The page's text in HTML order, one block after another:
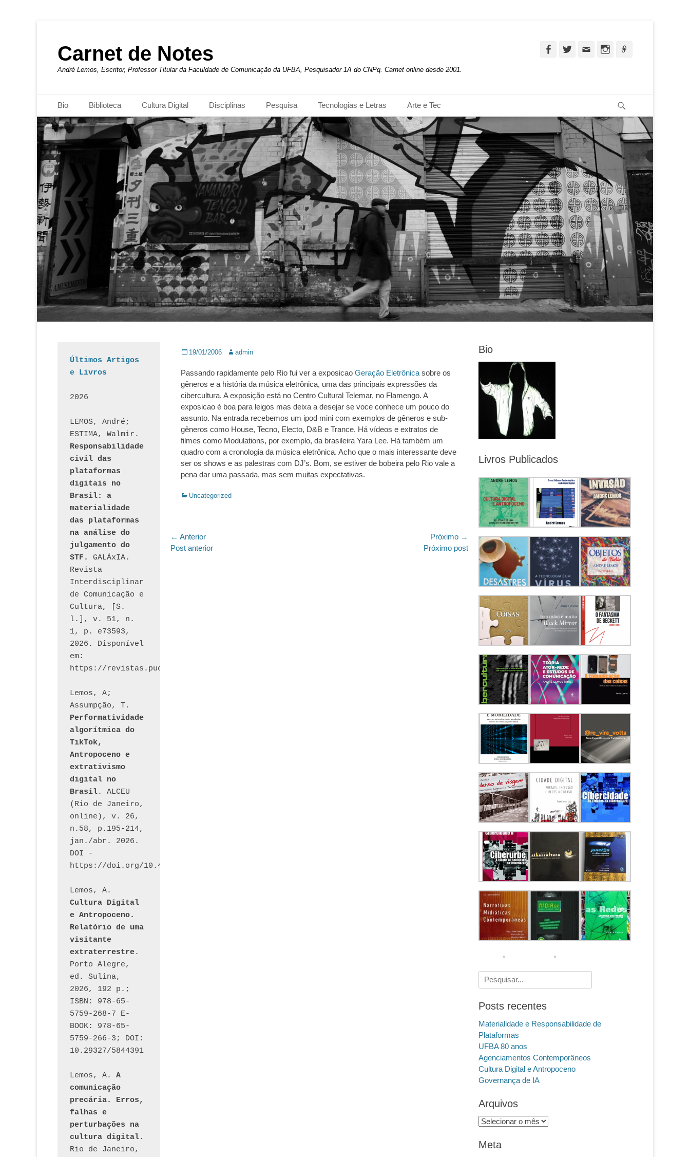
Carnet de Notes
André Lemos, Escritor, Professor Titular da Faculdade de Comunicação da UFBA, Pesquisador 1A do CNPq. Carnet online desde 2001.
FacebookTwitterEmail Instagram
Menu principal
para
o
conteúdo
Bio Biblioteca Cultura Digital Disciplinas Pesquisa Tecnologias e Letras Arte e Tec
Posted
19/01/2006 Autor:
admin
Passando rapidamente pelo Rio fui ver a exposicao Geração Eletrônica sobre os
gêneros e a história da música eletrônica, uma das principais expressões da
cibercultura. A exposição está no Centro Cultural Telemar, no Flamengo. A
exposicao é boa para leigos mas deixa a desejar se voce conhece um pouco do
assunto. Na entrada recebemos um ipod mini com exemplos de gêneros e sub-
gêneros como House, Tecno, Electo, D&B e Trance. Há vídeos e extratos de
filmes como Modulations, por exemplo, da brasileira Yara Lee. Há também um
quadro com a cronologia da música eletrônica. Acho que o mais interessante deve
ser os shows e as palestras com DJ’s. Bom, se estiver de bobeira pelo Rio vale a
pena dar uma passada, mas sem muitas expectativas.
Categorias:
Uncategorized
Navegação
de
← Anterior
Post
Post anterior
Próximo →
Próximo post
Bio
Livros Publicados
Pesquisar
por:
Posts recentes
Materialidade e Responsabilidade de
Plataformas
UFBA 80 anos
Agenciamentos Contemporâneos
Cultura Digital e Antropoceno
Governança de IA
Arquivos
Arquivos
Meta
Últimos Artigos
e Livros
2026
LEMOS, André;
Responsabilidade
civil das
plataformas
digitais no
Brasil: a
materialidade
das plataformas
na análise do
julgamento do
STF.
GALÁxIA.
Revista
Interdisciplinar
de Comunicação e
Cultura, [S.
l.], v. 51, n.
1, p. e73593,
2026. Disponível
em:
Lemos, A;
Performatividade
algorítmica do
TikTok,
Antropoceno e
extrativismo
digital no
Brasil. ALCEU
(Rio de Janeiro,
online), v. 26,
n.58, p.195-214,
jan./abr. 2026.
DOI -
https://doi.org/10.46391/ALCEU.v26.ed58.2026.528
Cultura Digital
e Antropoceno.
Relatório de uma
visitante
extraterrestre.
Porto Alegre,
ed. Sulina,
2026, 192 p.;
ISBN: 978-65-
5759-268-7 E-
BOOK: 978-65-
5759-266-3; DOI:
10.29327/5844391
Lemos, A. A
comunicação
precária. Erros,
falhas e
perturbações na
cultura digital.
Rio de Janeiro,